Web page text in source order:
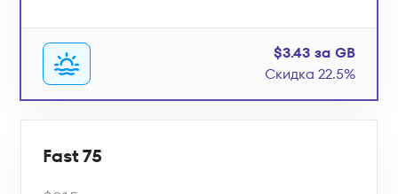
$3.43 за GB
Скидка 22.5%
Fast 75